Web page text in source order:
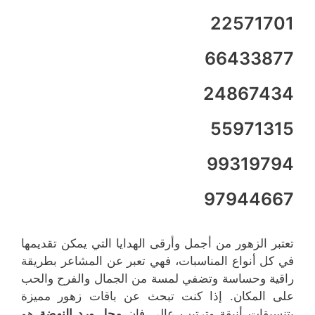
22571701
66433877
24867434
55971315
99319794
97944667
تعتبر الزهور من أجمل وأرقى الهدايا التي يمكن تقديمها
في كل أنواع المناسبات، فهي تعبر عن المشاعر بطريقة
راقية وحساسة وتضفي لمسة من الجمال والفرح والحب
على المكان. إذا كنت تبحث عن باقات زهور مميزة